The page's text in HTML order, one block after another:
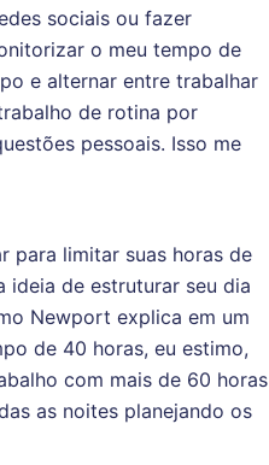
sociais ou fazer
o meu tempo de
e alternar entre trabalhar
de rotina por
pessoais. Isso me
para limitar suas horas de
ideia de estruturar seu dia
Newport explica em um
de 40 horas, eu estimo,
com mais de 60 horas
as noites planejando os